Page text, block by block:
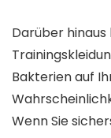
Darüber hinaus
Bakterien auf
Wenn Sie